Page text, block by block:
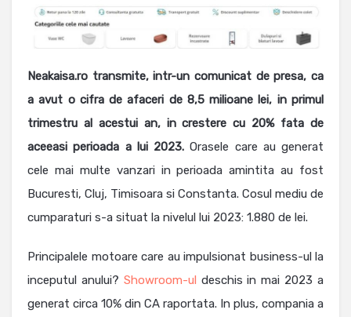
Neakaisa.ro transmite, intr-un comunicat de presa, ca
a avut o cifra de afaceri de 8,5 milioane lei, in primul
trimestru al acestui an, in crestere cu 20% fata de
aceeasi perioada a lui 2023. Orasele care au generat
cele mai multe vanzari in perioada amintita au fost
Bucuresti, Cluj, Timisoara si Constanta. Cosul mediu de
cumparaturi s-a situat la nivelul lui 2023: 1.880 de lei.
Principalele motoare care au impulsionat business-ul la
inceputul anului? Showroom-ul deschis in mai 2023 a
generat circa 10% din CA raportata. In plus, compania a